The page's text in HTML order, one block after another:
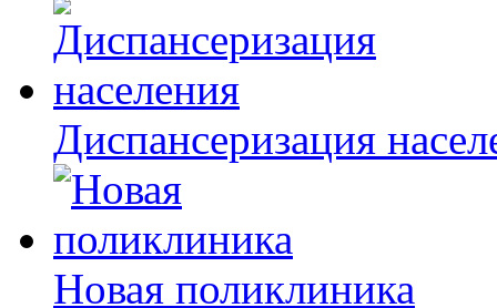
Диспансеризация
Новая поликлиника